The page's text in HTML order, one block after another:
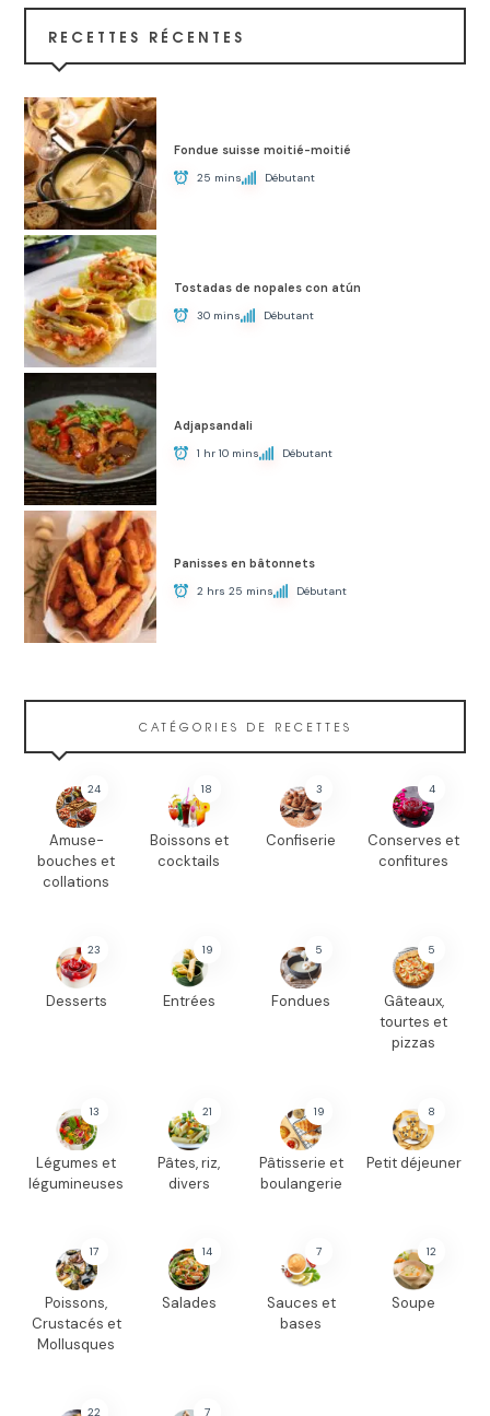
RECETTES RÉCENTES
Fondue suisse moitié-moitié
25 mins Débutant
Tostadas de nopales con atún
30 mins Débutant
Adjapsandali
1 hr 10 mins Débutant
Panisses en bâtonnets
2 hrs 25 mins Débutant
CATÉGORIES DE RECETTES
24
Amuse-
bouches et
collations
18
Boissons et
cocktails
3
Confiserie
4
Conserves et
confitures
23
Desserts
19
Entrées
5
Fondues
5
Gâteaux,
tourtes et
pizzas
13
Légumes et
légumineuses
21
Pâtes, riz,
divers
19
Pâtisserie et
boulangerie
8
Petit déjeuner
17
Poissons,
Crustacés et
Mollusques
14
Salades
7
Sauces et
bases
12
Soupe
22 7